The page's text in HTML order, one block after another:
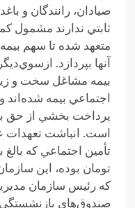
صيادان، رانندگان و
ثابتي ندارند مشمول
آنها بپردازد.
بيمه مشاغل سخت و
اجتماعي بيمه شده‌اند
پرداخت بخشي از حق
است. انباشت تعهدات
تومان بوده، اين
که رئيس سازمان
صندوق‌هاي